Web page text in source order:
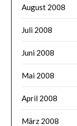
August 2008
Juli 2008
Juni 2008
Mai 2008
April 2008
März 2008